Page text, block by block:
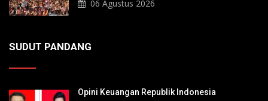
06 Agustus 2026
SUDUT PANDANG
Opini Keuangan Republik Indonesia